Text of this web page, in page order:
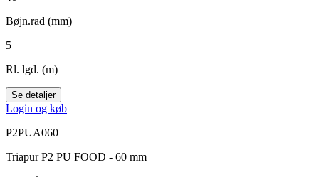
Bøjn.rad (mm)
5
Rl. lgd. (m)
Se detaljer
Login og køb
P2PUA060
Triapur P2 PU FOOD - 60 mm